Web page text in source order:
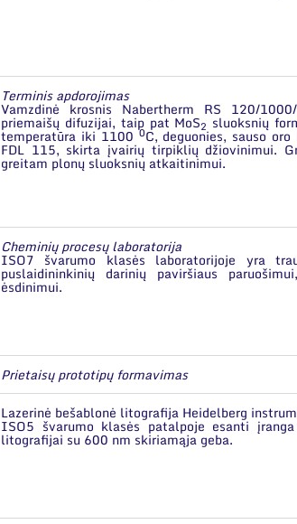
Terminis apdorojimas
Vamzdinė krosnis Nabertherm RS 120/
priemaišų difuzijai, taip pat MoS2 sluoksnių
temperatūra iki 11000C, deguonies, sauso
FDL 115, skirta įvairių tirpiklių džiovinimui.
greitam plonų sluoksnių atkaitinimui.
Cheminių procesų laboratorija
ISO7 švarumo klasės laboratorijoje yra
puslaidininkinių darinių paviršiaus
ėsdinimui.
Prietaisų prototipų formavimas
Lazerinė bešablonė litografija Heidelberg
ISO5 švarumo klasės patalpoje esanti
litografijai su 600 nm skiriamąja geba.